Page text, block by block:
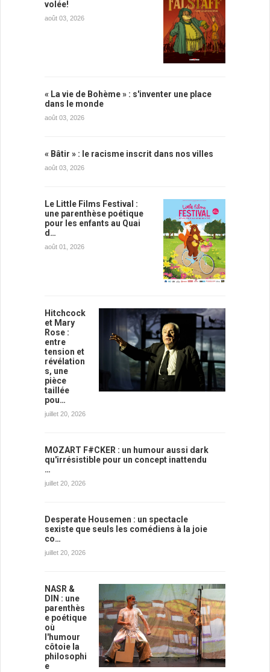
volée!
août 03, 2026
« La vie de Bohème » : s'inventer une place
dans le monde
août 03, 2026
« Bâtir » : le racisme inscrit dans nos villes
août 03, 2026
Le Little Films Festival :
une parenthèse poétique
pour les enfants au Quai
d…
août 01, 2026
Hitchcock
et Mary
Rose :
entre
tension et
révélation
s, une
pièce
taillée
pou…
juillet 20, 2026
MOZART F#CKER : un humour aussi dark
qu'irrésistible pour un concept inattendu
…
juillet 20, 2026
Desperate Housemen : un spectacle
sexiste que seuls les comédiens à la joie
co…
juillet 20, 2026
NASR &
DIN : une
parenthès
e poétique
où
l'humour
côtoie la
philosophi
e